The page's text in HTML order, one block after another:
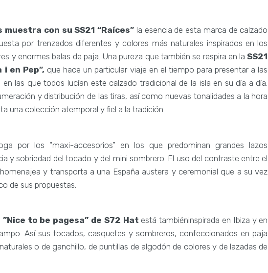
con su SS21 “Raíces” la esencia de esta marca de calzado
por trenzados diferentes y colores más naturales inspirados en los
y enormes balas de paja. Una pureza que también se respira en laSS21
en Pep”, que hace un particular viaje en el tiempo para presentar a las
las que todos lucían este calzado tradicional de la isla en su día a día.
y distribución de las tiras, así como nuevas tonalidades a la hora
una colección atemporal y fiel a la tradición.
por los “maxi-accesorios” en los que predominan grandes lazos
y sobriedad del tocado y del mini sombrero. El uso del contraste entre el
y transporta a una España austera y ceremonial que a su vez
de sus propuestas.
”Nice to be pagesa” de S72 Hat está tambiéninspirada en Ibiza y en
Así sus tocados, casquetes y sombreros, confeccionados en paja
o de ganchillo, de puntillas de algodón de colores y de lazadas de